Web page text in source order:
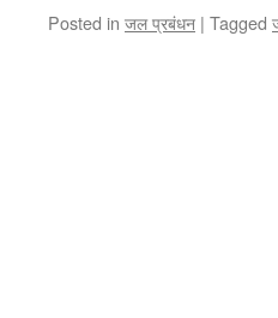
Posted in जल प्रबंधन | Tagged